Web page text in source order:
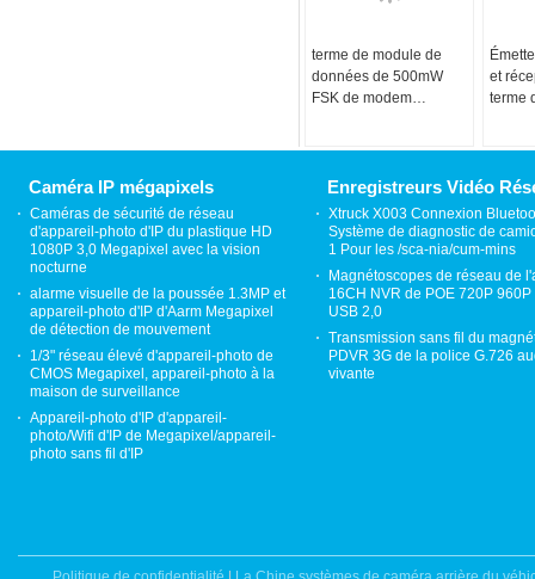
terme de module de
données de 500mW
FSK de modem
haute long
et
terme
Caméra IP mégapixels
Caméras de sécurité de réseau
d'appareil-photo d'IP du plastique HD
1080P 3,0 Megapixel avec la vision
nocturne
alarme visuelle de la poussée 1.3MP et
appareil-photo d'IP d'Aarm Megapixel
de détection de mouvement
1/3" réseau élevé d'appareil-photo de
CMOS Megapixel, appareil-photo à la
maison de surveillance
Appareil-photo d'IP d'appareil-
photo/Wifi d'IP de Megapixel/appareil-
photo sans fil d'IP
Enregistreurs Vidéo
Xtruck X003 Connexion
Système de diagnostic de
1 Pour les /sca-nia/cum-mins
Magnétoscopes de réseau de
16CH NVR de POE 720P 960P
USB 2,0
Transmission sans fil du
PDVR 3G de la police G.726
vivante